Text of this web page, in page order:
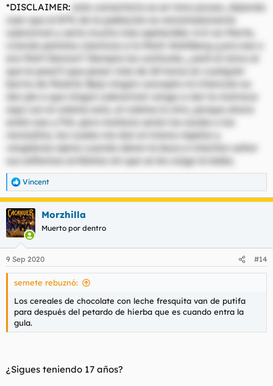
*DISCLAIMER: este comentario es en tono jocoso, dejando
caer que el 87% de la población es rematadamente
subnormal y seria mucho más apetecible vivir en Marte,
criando patatas cósmicas a lo Mark Wahlberg (¿era ese o
era Matt Damon? Siempre los confundo, ¿seré el único al
que le pasa?) que pasar más de 24 horas en cualquier
barrio de Madrid. Bajo ningún concepto mi intención es
dar pie a que ningún subnormal venga a dar la matraca
aquí con el coletas esto, el coletas lo otro, porque ahora
están ese y Pdr, pero mañana serán los azules o los
naranjitos, los cuales me dan el mismo repelús y
vergüenza ajena cuando abren la boca e intentan soltar
sus soflamas arribistas sin que se les caiga la baba.
R
e
a
c
c
i
e
s
Vincent
Morzhilla
Muerto por dentro
9 Sep 2020 #14
semete rebuznó:
Los cereales de chocolate con leche fresquita van de putifa
para después del petardo de hierba que es cuando entra la
gula.
¿Sigues teniendo 17 años?